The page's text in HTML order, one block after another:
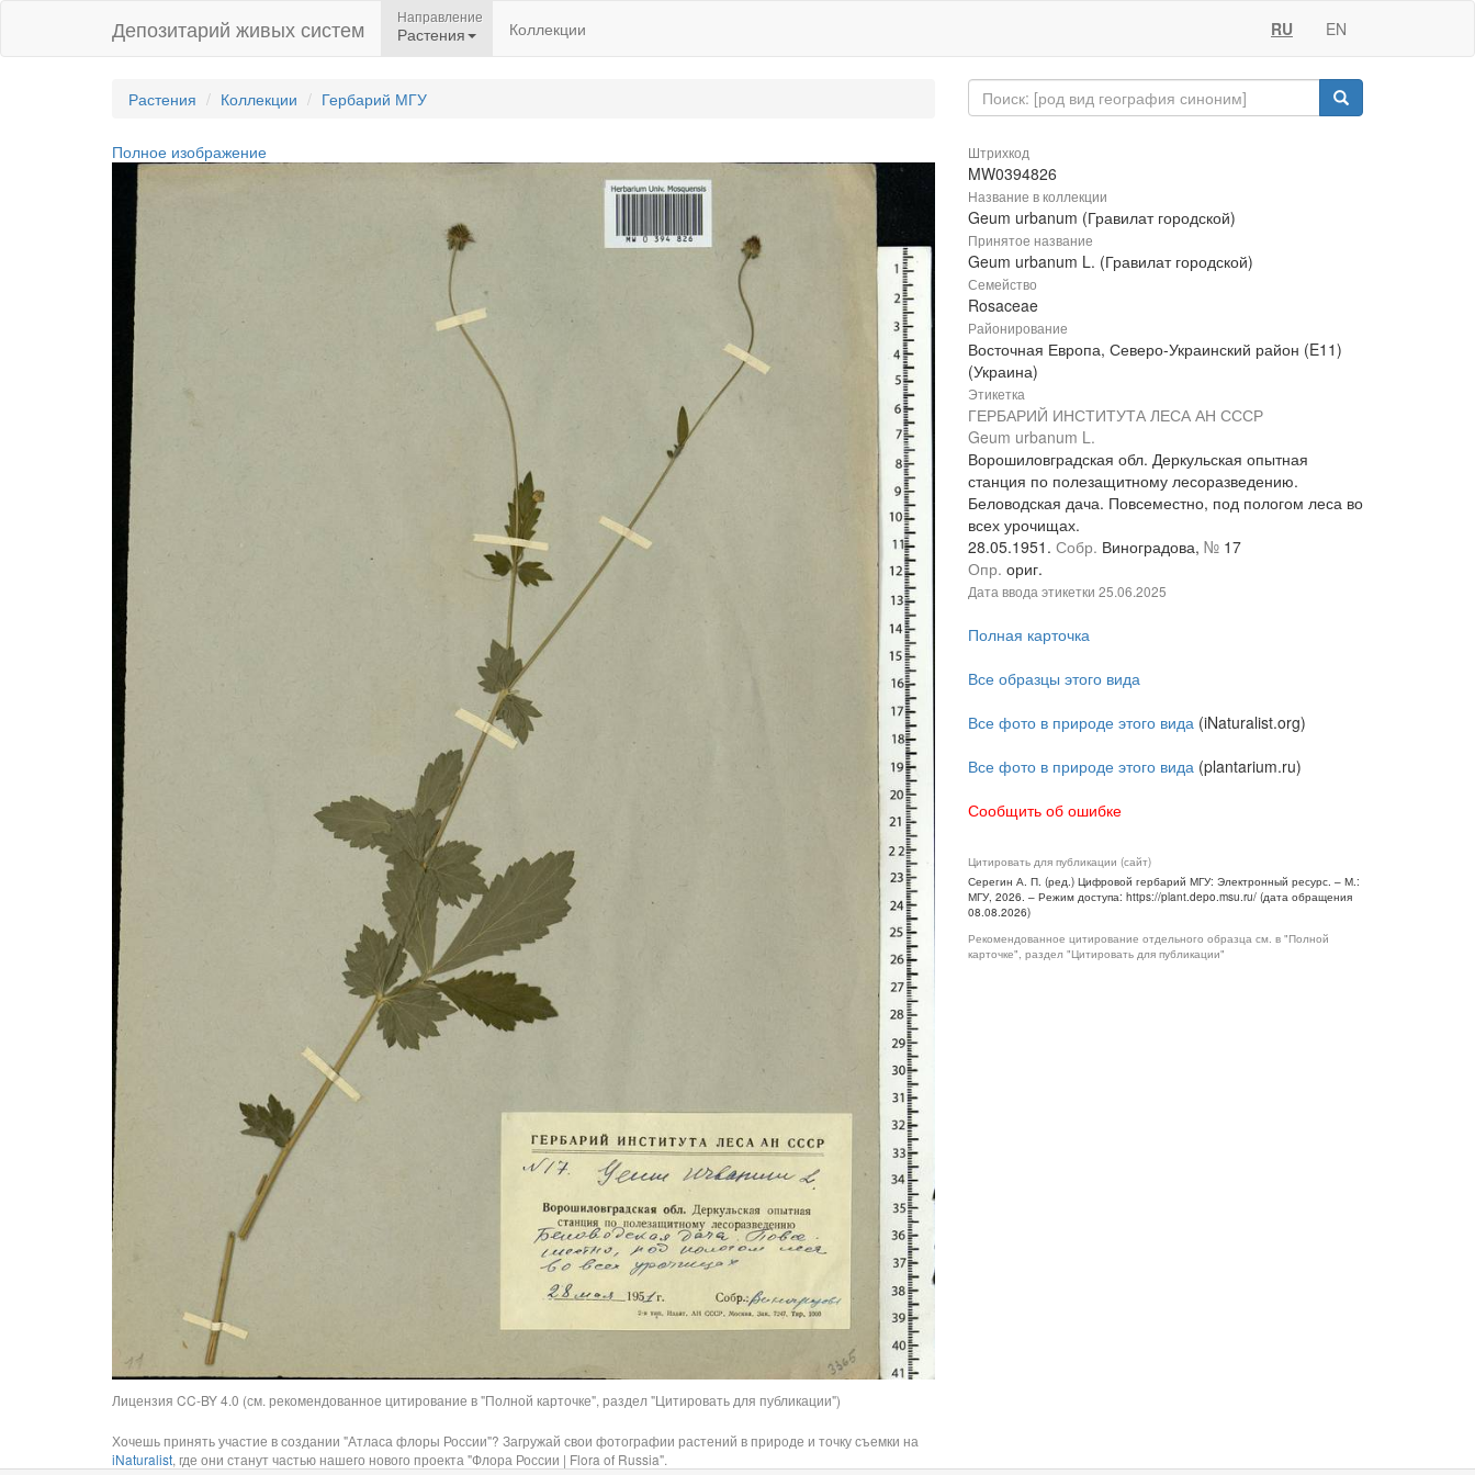
Депозитарий живых систем Направление
Растения Коллекции RU EN
Растения Коллекции Гербарий МГУ
Полное изображение
Лицензия CC-BY 4.0 (см. рекомендованное цитирование в "Полной карточке", раздел "Цитировать для публикации")
Хочешь принять участие в создании "Атласа флоры России"? Загружай свои фотографии растений в природе и точку съемки на
iNaturalist, где они станут частью нашего нового проекта "Флора России | Flora of Russia".
Штрихкод
MW0394826
Название в коллекции
Geum urbanum (Гравилат городской)
Принятое название
Geum urbanum L. (Гравилат городской)
Семейство
Rosaceae
Районирование
Восточная Европа, Северо-Украинский район (E11)
(Украина)
Этикетка
ГЕРБАРИЙ ИНСТИТУТА ЛЕСА АН СССР
Geum urbanum L.
Ворошиловградская обл. Деркульская опытная
станция по полезащитному лесоразведению.
Беловодская дача. Повсеместно, под пологом леса во
всех урочищах.
28.05.1951. Собр. Виноградова, № 17
Опр. ориг.
Дата ввода этикетки 25.06.2025
Полная карточка
Все образцы этого вида
Все фото в природе этого вида (iNaturalist.org)
Все фото в природе этого вида (plantarium.ru)
Сообщить об ошибке
Цитировать для публикации (сайт)
Серегин А. П. (ред.) Цифровой гербарий МГУ: Электронный ресурс. – М.:
МГУ, 2026. – Режим доступа: https://plant.depo.msu.ru/ (дата обращения
08.08.2026)
Рекомендованное цитирование отдельного образца см. в "Полной
карточке", раздел "Цитировать для публикации"